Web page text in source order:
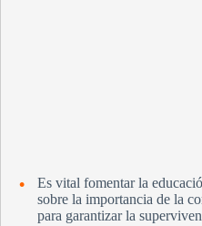
Es vital fomentar la
sobre la importancia de la
para garantizar la